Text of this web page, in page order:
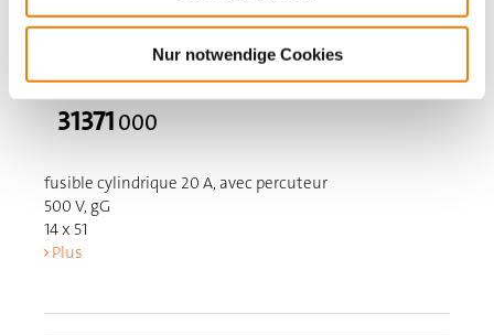
Nur notwendige Cookies
31371000
fusible cylindrique 20 A, avec percuteur
500 V, gG
14 x 51
Plus